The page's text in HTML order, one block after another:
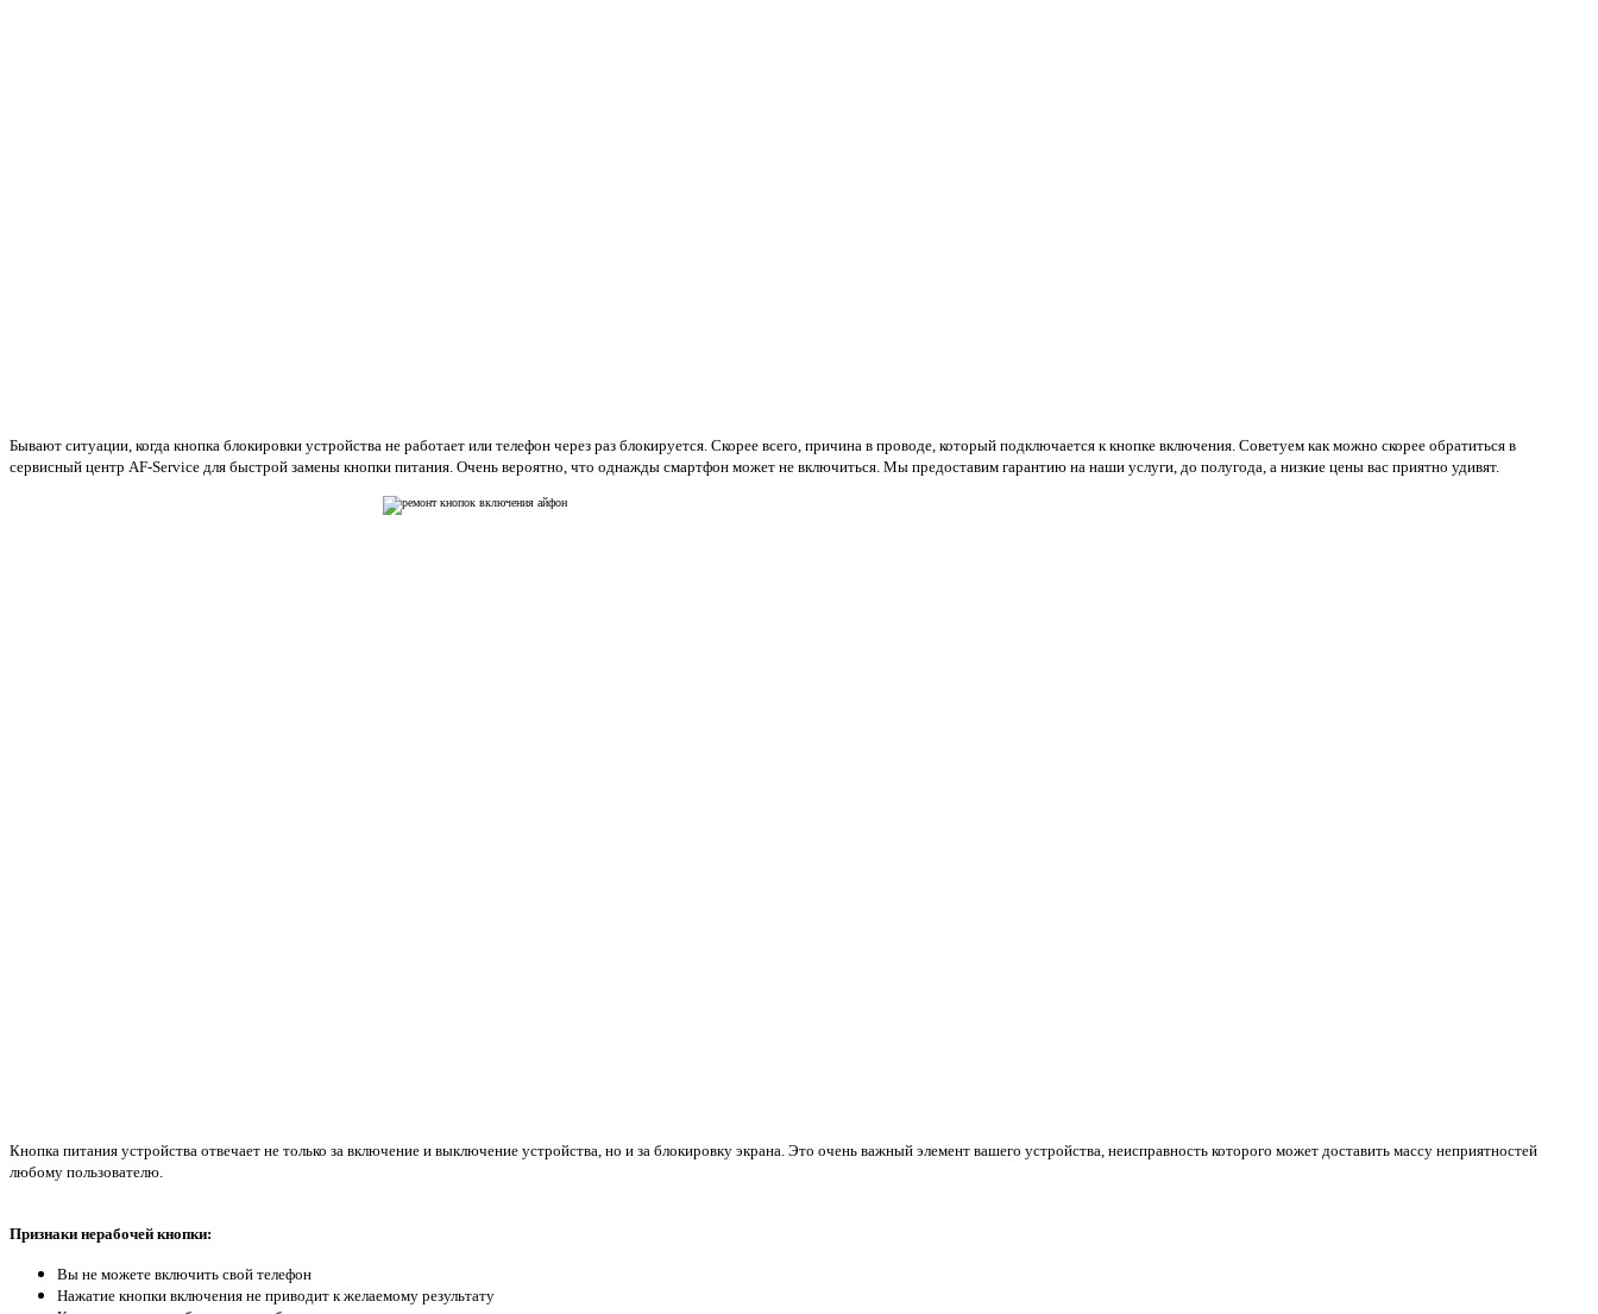
Бывают ситуации, когда кнопка блокировки устройства не работает или телефон через раз блокируется. Скорее всего, причина в проводе, который подключается к кнопке включения. Советуем как можно скорее обратиться в
сервисный центр AF-Service для быстрой замены кнопки питания. Очень вероятно, что однажды смартфон может не включиться. Мы предоставим гарантию на наши услуги, до полугода, а низкие цены вас приятно удивят.
Кнопка питания устройства отвечает не только за включение и выключение устройства, но и за блокировку экрана. Это очень важный элемент вашего устройства, неисправность которого может доставить массу неприятностей
любому пользователю.
Признаки нерабочей кнопки:
Вы не можете включить свой телефон
Нажатие кнопки включения не приводит к желаемому результату